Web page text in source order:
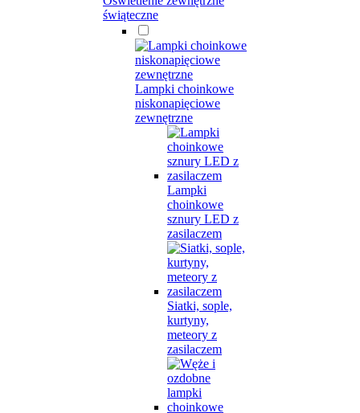
świąteczne
Lampki choinkowe
niskonapięciowe
zewnętrzne
Lampki
choinkowe
sznury LED z
zasilaczem
Siatki, sople,
kurtyny,
meteory z
zasilaczem